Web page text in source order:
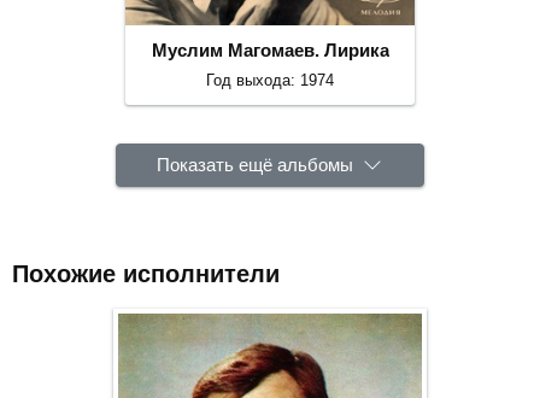
Муслим Магомаев. Лирика
Год выхода: 1974
Показать ещё альбомы
Похожие исполнители